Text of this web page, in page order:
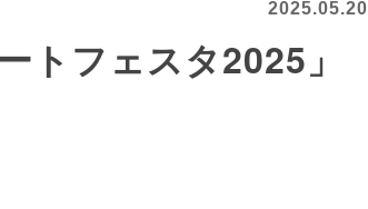
2025.05.20
トフェスタ2025」